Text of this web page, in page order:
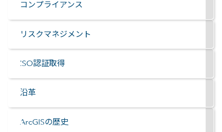
コンプライアンス
リスクマネジメント
ISO認証取得
沿革
ArcGISの歴史